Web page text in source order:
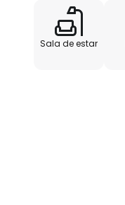
Sala de estar